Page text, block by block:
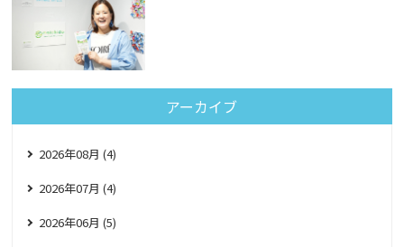
アーカイブ
2026年08月 (4)
2026年07月 (4)
2026年06月 (5)